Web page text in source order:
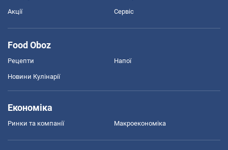
Акції Сервіс
Food Oboz
Рецепти Напої
Новини Кулінарії
Економіка
Ринки та компанії Макроекономіка